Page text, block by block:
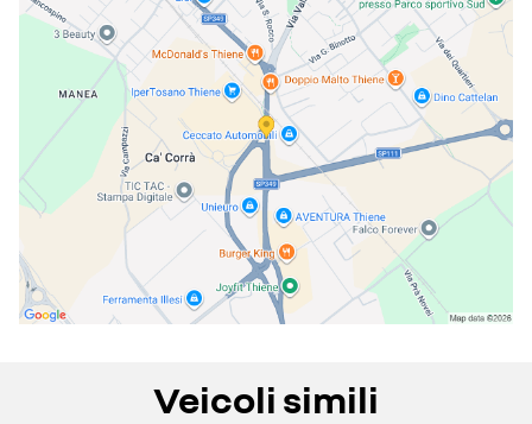
Veicoli simili